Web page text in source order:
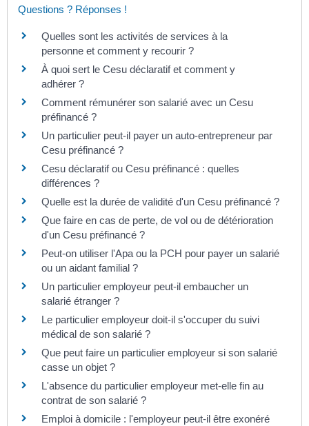
Questions ? Réponses !
Quelles sont les activités de services à la
personne et comment y recourir ?
À quoi sert le Cesu déclaratif et comment y
adhérer ?
Comment rémunérer son salarié avec un Cesu
préfinancé ?
Un particulier peut-il payer un auto-entrepreneur par
Cesu préfinancé ?
Cesu déclaratif ou Cesu préfinancé : quelles
différences ?
Quelle est la durée de validité d'un Cesu préfinancé ?
Que faire en cas de perte, de vol ou de détérioration
d'un Cesu préfinancé ?
Peut-on utiliser l'Apa ou la PCH pour payer un salarié
ou un aidant familial ?
Un particulier employeur peut-il embaucher un
salarié étranger ?
Le particulier employeur doit-il s'occuper du suivi
médical de son salarié ?
Que peut faire un particulier employeur si son salarié
casse un objet ?
L'absence du particulier employeur met-elle fin au
contrat de son salarié ?
Emploi à domicile : l'employeur peut-il être exonéré